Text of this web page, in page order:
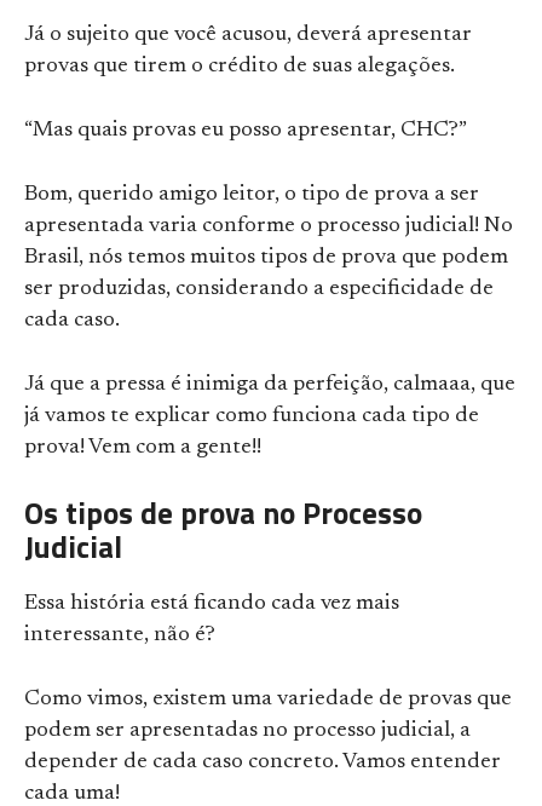
Já o sujeito que você acusou, deverá apresentar
provas que tirem o crédito de suas alegações.
“Mas quais provas eu posso apresentar, CHC?”
Bom, querido amigo leitor, o tipo de prova a ser
apresentada varia conforme o processo judicial! No
Brasil, nós temos muitos tipos de prova que podem
ser produzidas, considerando a especificidade de
cada caso.
Já que a pressa é inimiga da perfeição, calmaaa, que
já vamos te explicar como funciona cada tipo de
prova! Vem com a gente!!
Os tipos de prova no Processo
Judicial
Essa história está ficando cada vez mais
interessante, não é?
Como vimos, existem uma variedade de provas que
podem ser apresentadas no processo judicial, a
depender de cada caso concreto. Vamos entender
cada uma!